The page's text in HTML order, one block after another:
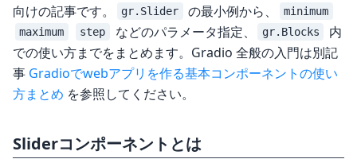
向けの記事です。
gr.Slider の最小例から、
minimum
maximum
step などのパラメータ指定、 gr.Blocks
内
での使い方までをまとめます。Gradio 全般の入門は別記
事 Gradioでwebアプリを作る基本コンポーネントの使い
方まとめ を参照してください。
Sliderコンポーネントとは